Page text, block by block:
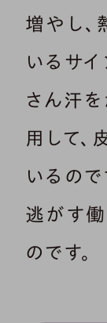
増やし、
いるサイ
さん汗を
用して、
いるの
逃がす
のです。